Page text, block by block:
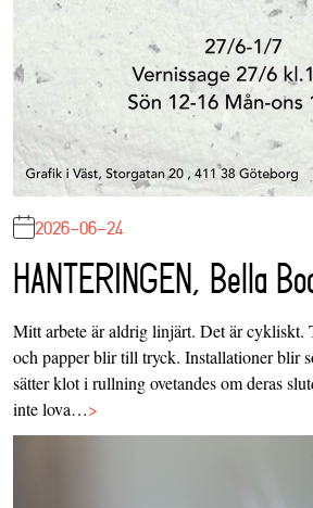
2026-06-24
HANTERINGEN, Bella
Mitt arbete är aldrig linjärt. Det är cykliskt.
och papper blir till tryck. Installationer blir
sätter klot i rullning ovetandes om deras
inte lova…>